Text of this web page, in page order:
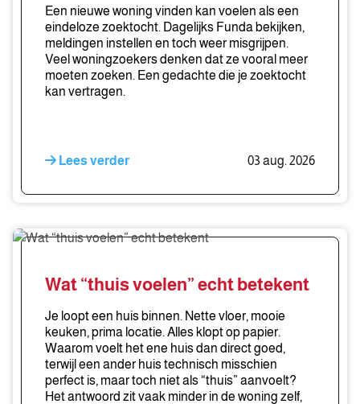
zonder
zoeken
Een nieuwe woning vinden kan voelen als een
eindeloze zoektocht. Dagelijks Funda bekijken,
meldingen instellen en toch weer misgrijpen.
Veel woningzoekers denken dat ze vooral meer
moeten zoeken. Een gedachte die je zoektocht
kan vertragen.
Lees verder 03 aug. 2026
Wat
voelen”
betekent
Wat “thuis voelen” echt betekent
Je loopt een huis binnen. Nette vloer, mooie
keuken, prima locatie. Alles klopt op papier.
Waarom voelt het ene huis dan direct goed,
terwijl een ander huis technisch misschien
perfect is, maar toch niet als “thuis” aanvoelt?
Het antwoord zit vaak minder in de woning zelf,